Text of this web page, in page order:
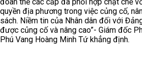
quyền địa phương trong việc củng cố,
sách. Niềm tin của Nhân dân đối với
được củng cố và nâng cao”- Giám đốc
Phú Vang Hoàng Minh Tứ khẳng định.